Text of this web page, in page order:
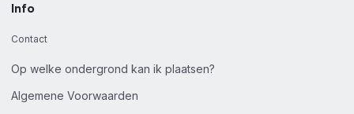
Info
Contact
Op welke ondergrond kan ik plaatsen?
Algemene Voorwaarden